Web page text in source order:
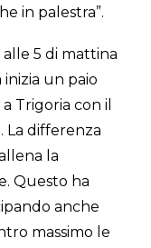
in palestra”.
alle 5 di mattina
un paio
Trigoria con il
La differenza
la
Questo ha
anche
massimo le